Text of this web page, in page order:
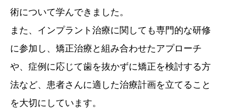
術について学んできました。
また、インプラント治療に関しても専門的な研修
に参加し、矯正治療と組み合わせたアプローチ
や、症例に応じて歯を抜かずに矯正を検討する方
法など、患者さんに適した治療計画を立てること
を大切にしています。